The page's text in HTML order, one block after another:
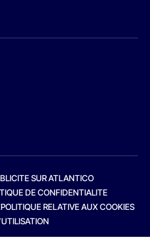
SUR ATLANTICO
DE CONFIDENTIALITE
POLITIQUE RELATIVE AUX COOKIES